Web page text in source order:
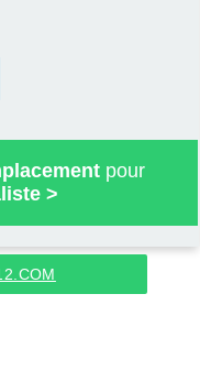
pour
>